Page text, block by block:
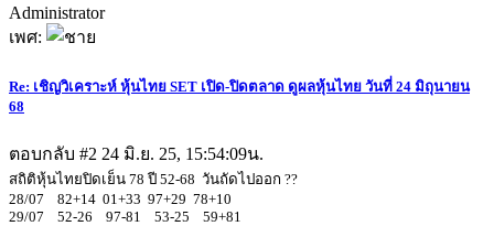
Administrator
เพศ:
Re: เชิญวิเคราะห์ หุ้นไทย SET เปิด-ปิดตลาด ดูผลหุ้นไทย วันที่ 24 มิถุนายน
68
ตอบกลับ #2 24 มิ.ย. 25, 15:54:09น.
สถิติหุ้นไทยปิดเย็น 78 ปี 52-68 วันถัดไปออก ??
28/07 82+14 01+33 97+29 78+10
29/07 52-26 97-81 53-25 59+81